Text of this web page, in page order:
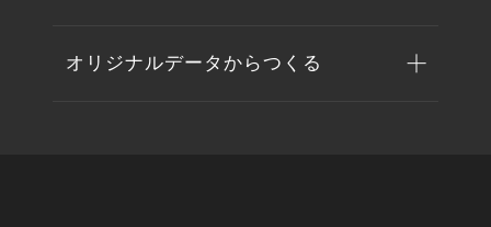
オリジナルデータからつくる